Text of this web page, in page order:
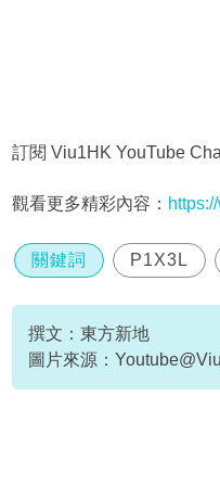
訂閱 Viu1HK YouTube
觀看更多精彩內容：
關鍵詞 P1X3L
撰文：東方新地
圖片來源：
資料或影片來源：